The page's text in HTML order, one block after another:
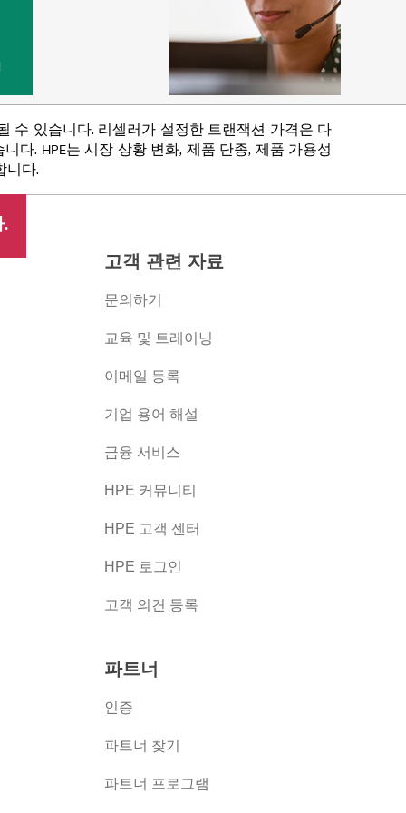
수 있습니다. 리셀러가 설정한 트랜잭션 가격은 다
다. HPE는 시장 상황 변화, 제품 단종, 제품 가용성
니다.
고객 관련 자료
문의하기
교육 및 트레이닝
이메일 등록
기업 용어 해설
금융 서비스
HPE 커뮤니티
HPE 고객 센터
HPE 로그인
고객 의견 등록
파트너
인증
파트너 찾기
파트너 프로그램